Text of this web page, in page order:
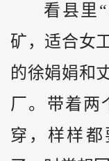
看县里
矿，适合女
的徐娟娟和
厂。带着两
穿，样样